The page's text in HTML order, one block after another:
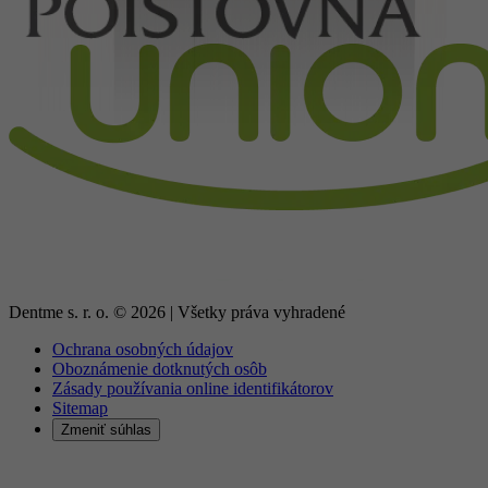
Dentme s. r. o. © 2026 | Všetky práva vyhradené
Ochrana osobných údajov
Oboznámenie dotknutých osôb
Zásady používania online identifikátorov
Sitemap
Zmeniť súhlas